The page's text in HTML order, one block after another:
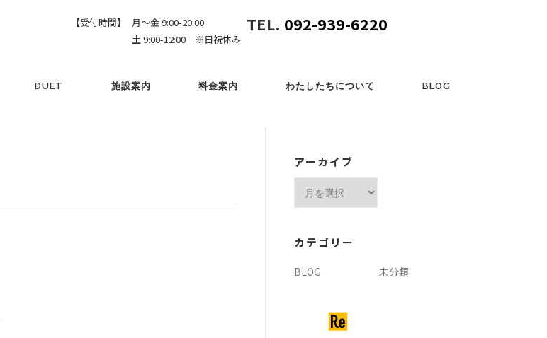
DUET 施設案内 料金案内 わたしたちについて BLOG
【受付時間】
月～金 9:00-20:00
土 9:00-12:00 ※日祝休み
TEL. 092-939-6220
アーカイブ
ブ
カテゴリー
BLOG 未分類